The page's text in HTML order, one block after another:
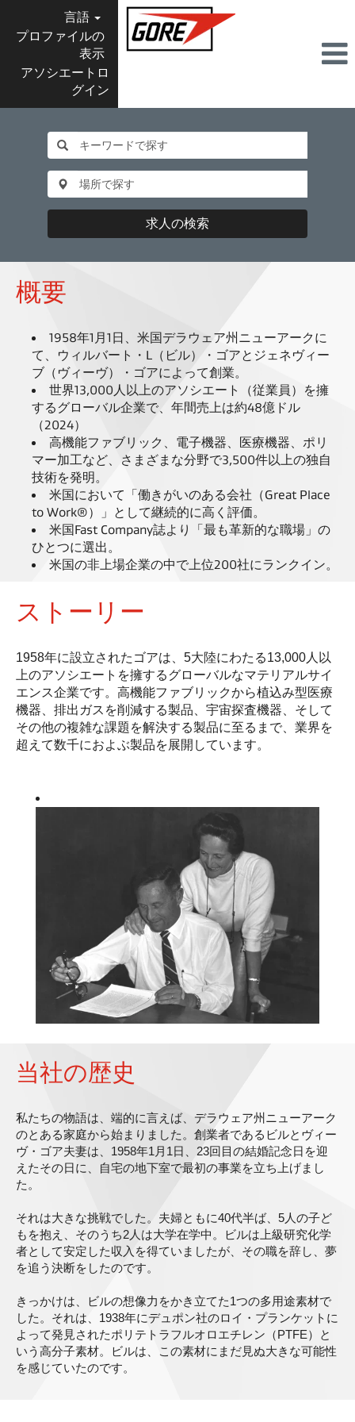
言語
プロファイルの
表示
アソシエートロ
グイン
求人の検索
概要
1958年1月1日、米国デラウェア州ニューアークに
て、ウィルバート・L（ビル）・ゴアとジェネヴィー
ブ（ヴィーヴ）・ゴアによって創業。
世界13,000人以上のアソシエート（従業員）を擁
するグローバル企業で、年間売上は約48億ドル
（2024）
高機能ファブリック、電子機器、医療機器、ポリ
マー加工など、さまざまな分野で3,500件以上の独自
技術を発明。
米国において「働きがいのある会社（Great Place
to Work®）」として継続的に高く評価。
米国Fast Company誌より「最も革新的な職場」の
ひとつに選出。
米国の非上場企業の中で上位200社にランクイン。
ストーリー
1958年に設立されたゴアは、5大陸にわたる13,000人以
上のアソシエートを擁するグローバルなマテリアルサイ
エンス企業です。高機能ファブリックから植込み型医療
機器、排出ガスを削減する製品、宇宙探査機器、そして
その他の複雑な課題を解決する製品に至るまで、業界を
超えて数千におよぶ製品を展開しています。
当社の歴史
私たちの物語は、端的に言えば、デラウェア州ニューアーク
のとある家庭から始まりました。創業者であるビルとヴィー
ヴ・ゴア夫妻は、1958年1月1日、23回目の結婚記念日を迎
えたその日に、自宅の地下室で最初の事業を立ち上げまし
た。
それは大きな挑戦でした。夫婦ともに40代半ば、5人の子ど
もを抱え、そのうち2人は大学在学中。ビルは上級研究化学
者として安定した収入を得ていましたが、その職を辞し、夢
を追う決断をしたのです。
きっかけは、ビルの想像力をかき立てた1つの多用途素材で
した。それは、1938年にデュポン社のロイ・プランケットに
よって発見されたポリテトラフルオロエチレン（PTFE）と
いう高分子素材。ビルは、この素材にまだ見ぬ大きな可能性
を感じていたのです。